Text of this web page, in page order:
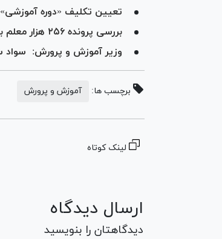
تعیین تکلیف «دوره
بررسی پرونده ۲۵۶ هزار معلم برای ارتقای رتبه؛ ۸۷ درصد افراد موفق شدند
وزیر آموزش و پرورش:
برچسب ها: آموزش و پرورش
لینک کوتاه
ارسال دیدگاه
دیدگاهتان را بنویسید